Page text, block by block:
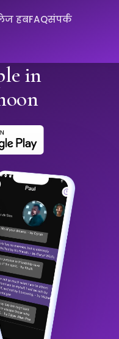
हबFAQसंपर्क
in